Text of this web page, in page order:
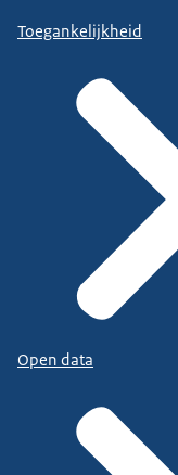
Toegankelijkheid
Open data